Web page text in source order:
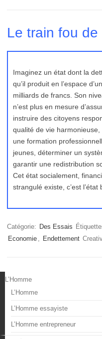
Le train fou
Imaginez un état dont la
qu’il produit en l’espace
milliards de francs. Son
n’est plus en mesure
instruire des citoyens
qualité de vie
une formation
jeunes, déterminer un
garantir une redistribution
Cet état socialement,
strangulé existe, c’est l’état
Catégorie: Des Essais
Economie , Endettement
L’Homme
L’Homme
L’Homme essayiste
L’Homme entrepreneur